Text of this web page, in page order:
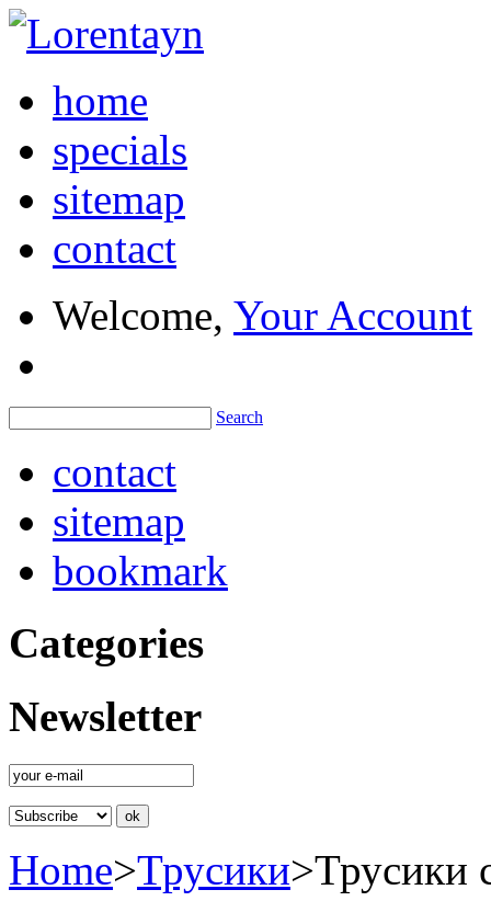
home
specials
sitemap
contact
Welcome, Your Account
Search
contact
sitemap
bookmark
Categories
Newsletter
Home>Трусики>Трусики